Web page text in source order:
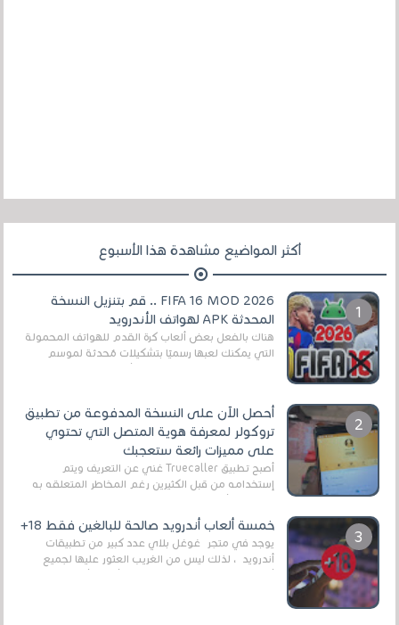
أكثر المواضيع مشاهدة هذا الأسبوع
FIFA 16 MOD 2026 .. قم بتنزيل النسخة
المحدثة APK لهواتف الأندرويد
هناك بالفعل بعض ألعاب كرة القدم للهواتف المحمولة
التي يمكنك لعبها رسميًا بتشكيلات مُحدثة لموسم
أحصل الآن على النسخة المدفوعة من تطبيق
تروكولر لمعرفة هوية المتصل التي تحتوي
على مميزات رائعة ستعجبك
أصبح تطبيق Truecaller غني عن التعريف ويتم
إستخدامه من قبل الكثيرين رغم المخاطر المتعلقه به
خمسة ألعاب أندرويد صالحة للبالغين فقط 18+
يوجد في متجر غوغل بلاي عدد كبير من تطبيقات
أندرويد ، لذلك ليس من الغريب العثور عليها لجميع